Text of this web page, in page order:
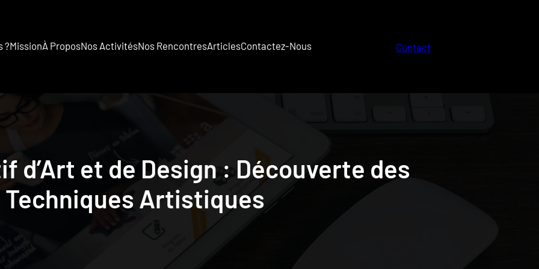
?MissionÀ ProposNos ActivitésNos RencontresArticlesContactez-Nous Contact
d’Art et de Design : Découverte des
Techniques Artistiques